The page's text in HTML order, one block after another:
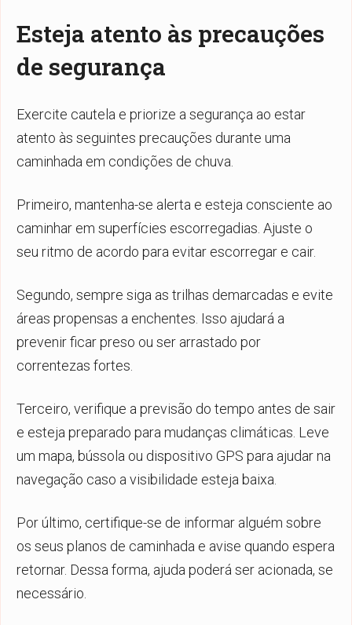
Esteja atento às precauções
de segurança
Exercite cautela e priorize a segurança ao estar
atento às seguintes precauções durante uma
caminhada em condições de chuva.
Primeiro, mantenha-se alerta e esteja consciente ao
caminhar em superfícies escorregadias. Ajuste o
seu ritmo de acordo para evitar escorregar e cair.
Segundo, sempre siga as trilhas demarcadas e evite
áreas propensas a enchentes. Isso ajudará a
prevenir ficar preso ou ser arrastado por
correntezas fortes.
Terceiro, verifique a previsão do tempo antes de sair
e esteja preparado para mudanças climáticas. Leve
um mapa, bússola ou dispositivo GPS para ajudar na
navegação caso a visibilidade esteja baixa.
Por último, certifique-se de informar alguém sobre
os seus planos de caminhada e avise quando espera
retornar. Dessa forma, ajuda poderá ser acionada, se
necessário.